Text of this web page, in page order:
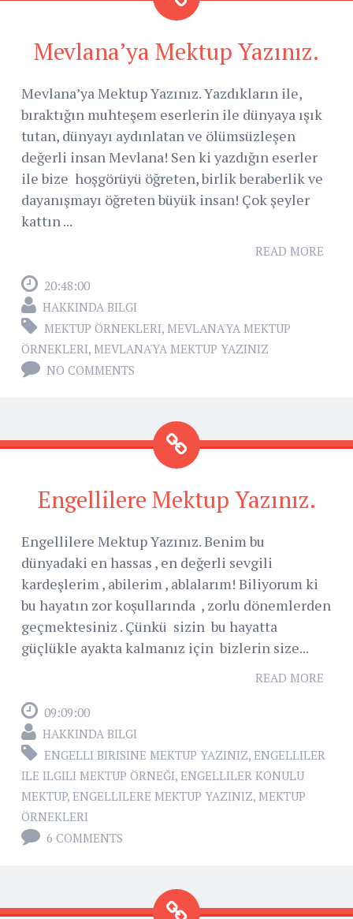
Mevlana’ya Mektup Yazınız.
Mevlana’ya Mektup Yazınız. Yazdıkların ile,
bıraktığın muhteşem eserlerin ile dünyaya ışık
tutan, dünyayı aydınlatan ve ölümsüzleşen
değerli insan Mevlana! Sen ki yazdığın eserler
ile bize hoşgörüyü öğreten, birlik beraberlik ve
dayanışmayı öğreten büyük insan! Çok şeyler
kattın ...
READ MORE
20:48:00
HAKKINDA BILGI
MEKTUP ÖRNEKLERI, MEVLANA'YA MEKTUP
ÖRNEKLERI, MEVLANA'YA MEKTUP YAZINIZ
NO COMMENTS
Engellilere Mektup Yazınız.
Engellilere Mektup Yazınız. Benim bu
dünyadaki en hassas , en değerli sevgili
kardeşlerim , abilerim , ablalarım! Biliyorum ki
bu hayatın zor koşullarında , zorlu dönemlerden
geçmektesiniz . Çünkü sizin bu hayatta
güçlükle ayakta kalmanız için bizlerin size...
READ MORE
09:09:00
HAKKINDA BILGI
ENGELLI BIRISINE MEKTUP YAZINIZ, ENGELLILER
ILE ILGILI MEKTUP ÖRNEĞI, ENGELLILER KONULU
MEKTUP, ENGELLILERE MEKTUP YAZINIZ, MEKTUP
ÖRNEKLERI
6 COMMENTS